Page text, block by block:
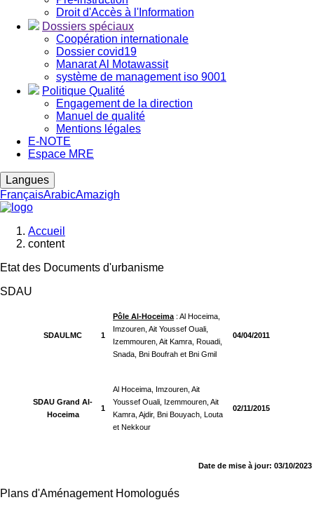
Droit d'Accès à l'Information
Dossiers spéciaux
Coopération internationale
Dossier covid19
Manarat Al Motawassit
système de management iso 9001
Politique Qualité
Engagement de la direction
Manuel de qualité
Mentions légales
E-NOTE
Espace MRE
Langues
FrançaisArabicAmazigh
Fil
d'Ariane
Accueil
content
Etat des Documents d'urbanisme
SDAU
SDAULMC 1
Pôle Al-Hoceima : Al Hoceima,
Imzouren, Ait Youssef Ouali,
Izemmouren, Ait Kamra, Rouadi,
Snada, Bni Boufrah et Bni Gmil
04/04/2011
SDAU Grand Al-
Hoceima
1
Al Hoceima, Imzouren, Ait
Youssef Ouali, Izemmouren, Ait
Kamra, Ajdir, Bni Bouyach, Louta
et Nekkour
02/11/2015
Date de mise à jour: 03/10/2023
Plans d'Aménagement Homologués